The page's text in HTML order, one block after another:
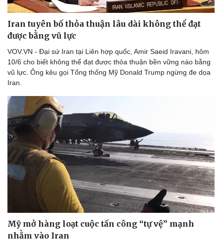
Thông tin doanh nghiệp
Doanh nghiệp 24h
Doanh nhân
Công nghệ
Sành điệu
Tin Công nghệ
Iran tuyên bố thỏa thuận lâu dài không thể đạt
được bằng vũ lực
VOV.VN - Đại sứ Iran tại Liên hợp quốc, Amir Saeid Iravani, hôm
10/6 cho biết không thể đạt được thỏa thuận bền vững nào bằng
vũ lực. Ông kêu gọi Tổng thống Mỹ Donald Trump ngừng đe dọa
Iran.
Mỹ mở hàng loạt cuộc tấn công “tự vệ” mạnh
nhằm vào Iran